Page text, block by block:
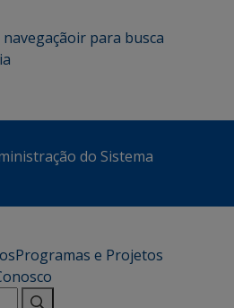
ir para busca
do Sistema
Programas e Projetos